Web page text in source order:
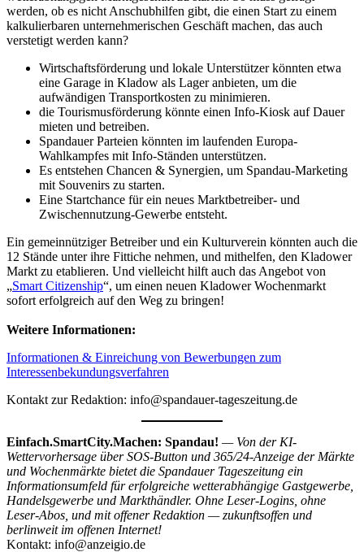
werden, ob es nicht Anschubhilfen gibt, die einen Start zu einem
kalkulierbaren unternehmerischen Geschäft machen, das auch
verstetigt werden kann?
Wirtschaftsförderung und lokale Unterstützer könnten etwa
eine Garage in Kladow als Lager anbieten, um die
aufwändigen Transportkosten zu minimieren.
die Tourismusförderung könnte einen Info-Kiosk auf Dauer
mieten und betreiben.
Spandauer Parteien könnten im laufenden Europa-
Wahlkampfes mit Info-Ständen unterstützen.
Es entstehen Chancen & Synergien, um Spandau-Marketing
mit Souvenirs zu starten.
Eine Startchance für ein neues Marktbetreiber- und
Zwischennutzung-Gewerbe entsteht.
Ein gemeinnütziger Betreiber und ein Kulturverein könnten auch die
12 Stände unter ihre Fittiche nehmen, und mithelfen, den Kladower
Markt zu etablieren. Und vielleicht hilft auch das Angebot von
„Smart Citizenship“, um einen neuen Kladower Wochenmarkt
sofort erfolgreich auf den Weg zu bringen!
Weitere Informationen:
Informationen & Einreichung von Bewerbungen zum
Interessenbekundungsverfahren
Kontakt zur Redaktion: info@spandauer-tageszeitung.de
Einfach.SmartCity.Machen: Spandau! — Von der KI-
Wettervorhersage über SOS-Button und 365/24-Anzeige der Märkte
und Wochenmärkte bietet die Spandauer Tageszeitung ein
Informationsumfeld für erfolgreiche wetterabhängige Gastgewerbe,
Handelsgewerbe und Markthändler. Ohne Leser-Logins, ohne
Leser-Abos, und mit offener Redaktion — zukunftsoffen und
berlinweit im offenen Internet!
Kontakt: info@anzeigio.de